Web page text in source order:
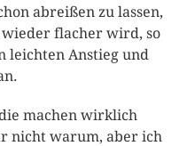
abreißen zu lassen,
wieder flacher wird, so
leichten Anstieg und
machen wirklich
nicht warum, aber ich